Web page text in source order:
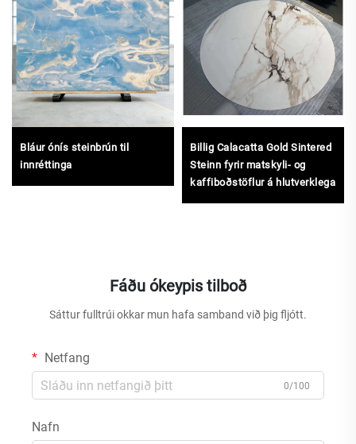
Bláur ónís steinbrún til
innréttinga
Billig Calacatta Gold Sintered
Steinn fyrir matskyli- og
kaffiboðstöflur á hlutverklega
Fáðu ókeypis tilboð
Sáttur fulltrúi okkar mun hafa samband við þig fljótt.
Netfang
0/100
Nafn